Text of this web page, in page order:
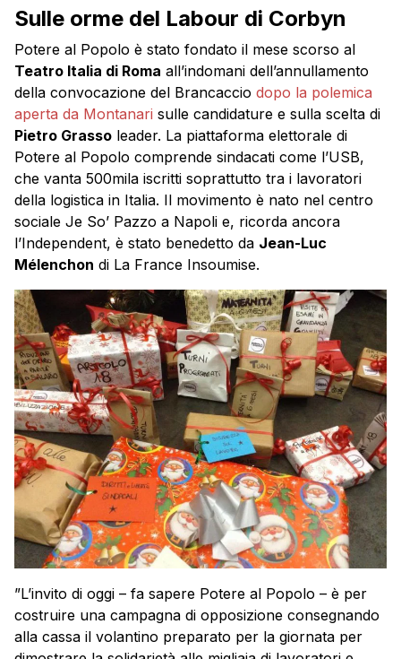
Sulle orme del Labour di Corbyn
Potere al Popolo è stato fondato il mese scorso al
Teatro Italia di Roma all’indomani dell’annullamento
della convocazione del Brancaccio dopo la polemica
aperta da Montanari sulle candidature e sulla scelta di
Pietro Grasso leader. La piattaforma elettorale di
Potere al Popolo comprende sindacati come l’USB,
che vanta 500mila iscritti soprattutto tra i lavoratori
della logistica in Italia. Il movimento è nato nel centro
sociale Je So’ Pazzo a Napoli e, ricorda ancora
l’Independent, è stato benedetto da Jean-Luc
Mélenchon di La France Insoumise.
”L’invito di oggi – fa sapere Potere al Popolo – è per
costruire una campagna di opposizione consegnando
alla cassa il volantino preparato per la giornata per